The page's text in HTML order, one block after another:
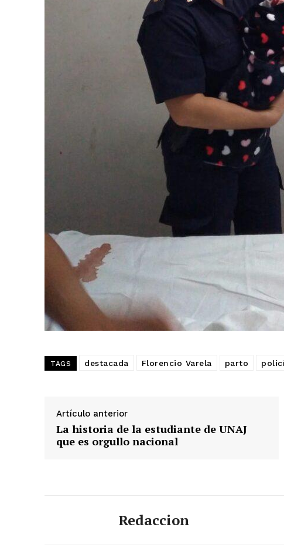
TAGS destacada Florencio Varela parto
Artículo anterior
La historia de la estudiante de UNAJ
que es orgullo nacional
Redaccion